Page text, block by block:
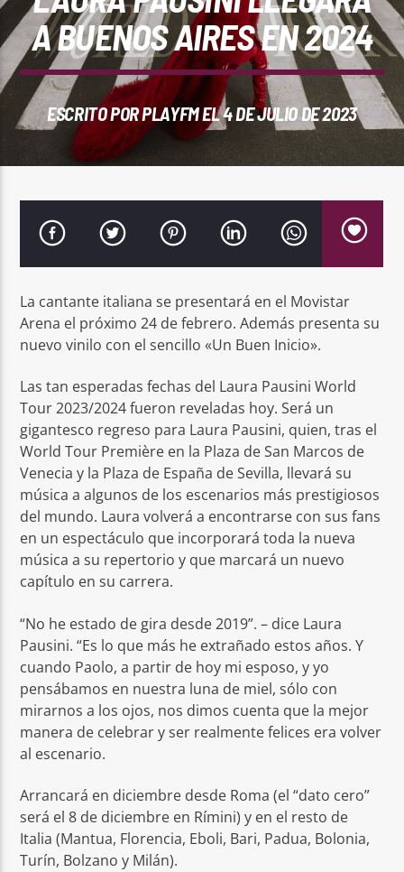
REPRODUCTOR WEB
0:00
PlayFM 95.9
A BUENOS AIRES EN 2024
ESCRITO PORPLAYFMEL 4 DE JULIO DE 2023
La cantante italiana se presentará en el Movistar
Arena el próximo 24 de febrero. Además presenta su
nuevo vinilo con el sencillo «Un Buen Inicio».
Las tan esperadas fechas del Laura Pausini World
Tour 2023/2024 fueron reveladas hoy. Será un
gigantesco regreso para Laura Pausini, quien, tras el
World Tour Première en la Plaza de San Marcos de
Venecia y la Plaza de España de Sevilla, llevará su
música a algunos de los escenarios más prestigiosos
del mundo. Laura volverá a encontrarse con sus fans
en un espectáculo que incorporará toda la nueva
música a su repertorio y que marcará un nuevo
capítulo en su carrera.
“No he estado de gira desde 2019”. – dice Laura
Pausini. “Es lo que más he extrañado estos años. Y
cuando Paolo, a partir de hoy mi esposo, y yo
pensábamos en nuestra luna de miel, sólo con
mirarnos a los ojos, nos dimos cuenta que la mejor
manera de celebrar y ser realmente felices era volver
al escenario.
Arrancará en diciembre desde Roma (el “dato cero”
será el 8 de diciembre en Rímini) y en el resto de
Italia (Mantua, Florencia, Eboli, Bari, Padua, Bolonia,
Turín, Bolzano y Milán).